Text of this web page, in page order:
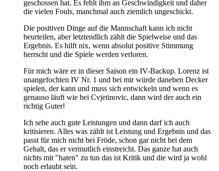
geschossen hat. Es fehlt ihm an Geschwindigkeit und daher
die vielen Fouls, manchmal auch ziemlich ungeschickt.
Die positiven Dinge auf die Mannschaft kann ich nicht
beurteilen, aber letztendlich zählt die Spielweise und das
Ergebnis. Es hilft nix, wenn absolut positive Stimmung
herrscht und die Spiele werden verloren.
Für mich wäre er in dieser Saison ein IV-Backup. Lorenz ist
unangefochten IV Nr. 1 und bei mir würde daneben Decker
spielen, der kann und muss sich entwickeln und wenn es
genauso läuft wie bei Cvjetinovic, dann wird der auch ein
richtig Guter!
Ich sehe auch gute Leistungen und dann darf ich auch
kritisieren. Alles was zählt ist Leistung und Ergebnis und das
passt für mich nicht bei Fröde, schon gar nicht bei dem
Gehalt, das er vermutlich einstreicht. Das ganze hat auch
nichts mit "haten" zu tun das ist Kritik und die wird ja wohl
noch erlaubt sein.